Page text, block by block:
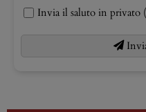
Invia il saluto in privato